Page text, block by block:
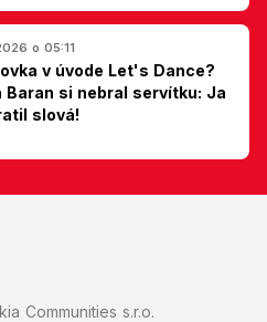
o 05:11
v úvode Let's Dance?
Baran si nebral servítku: Ja
slová!
Communities s.r.o.